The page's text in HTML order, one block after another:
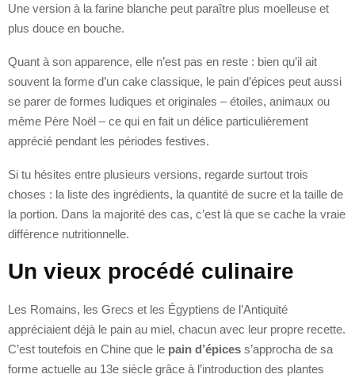
Une version à la farine blanche peut paraître plus moelleuse et
plus douce en bouche.
Quant à son apparence, elle n’est pas en reste : bien qu’il ait
souvent la forme d’un cake classique, le pain d’épices peut aussi
se parer de formes ludiques et originales – étoiles, animaux ou
même Père Noël – ce qui en fait un délice particulièrement
apprécié pendant les périodes festives.
Si tu hésites entre plusieurs versions, regarde surtout trois
choses : la liste des ingrédients, la quantité de sucre et la taille de
la portion. Dans la majorité des cas, c’est là que se cache la vraie
différence nutritionnelle.
Un vieux procédé culinaire
Les Romains, les Grecs et les Égyptiens de l’Antiquité
appréciaient déjà le pain au miel, chacun avec leur propre recette.
C’est toutefois en Chine que le pain d’épices s’approcha de sa
forme actuelle au 13e siècle grâce à l’introduction des plantes